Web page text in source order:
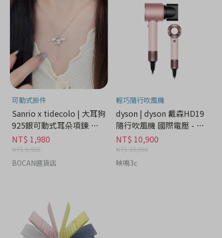
可動式掛件
Sanrio x tidecolo | 大耳狗
925銀可動式耳朵項鍊 禮
盒 - 流行潮牌分期
NT$ 1,980
NT$ 5,580
BOCAN選貨店
輕巧隨行吹風機
dyson | dyson 戴森HD19
隨行吹風機 國際電壓 - 家
電分期
NT$ 10,900
NT$ 10,900
映鳴3c